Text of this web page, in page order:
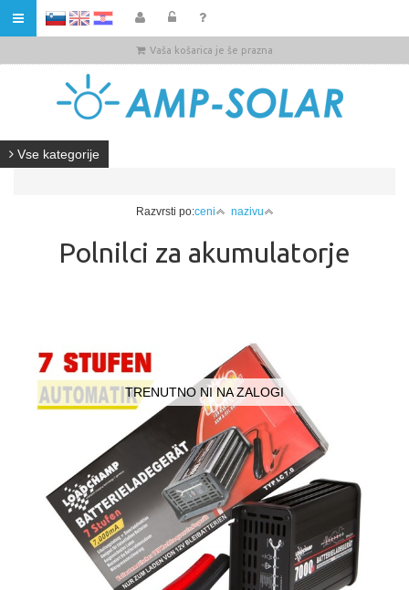
HR
Vaša košarica je še prazna
Vse kategorije
Razvrsti po:ceni nazivu
Polnilci za akumulatorje
TRENUTNO NI NA ZALOGI